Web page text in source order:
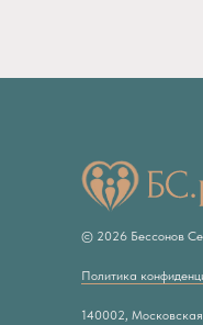
© 2026 Бессонов
Политика
140002, Московская